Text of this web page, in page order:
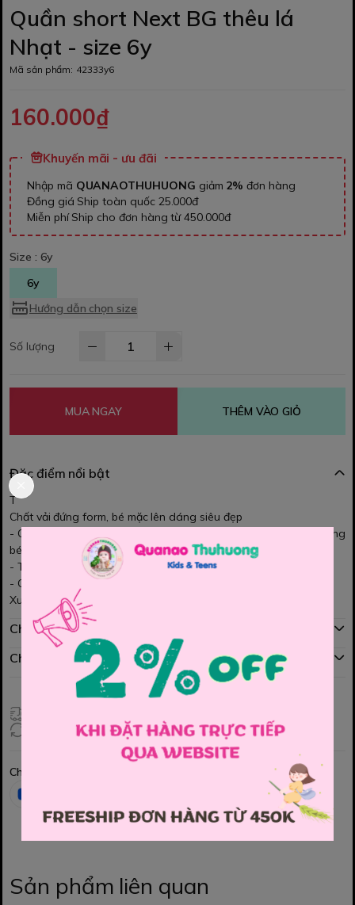
Quần short Next BG thêu lá
Nhạt - size 6y
Mã sản phẩm: 42333y6
160.000₫
Khuyến mãi - ưu đãi
Nhập mã QUANAOTHUHUONG giảm 2% đơn hàng
Đồng giá Ship toàn quốc 25.000đ
Miễn phí Ship cho đơn hàng từ 450.000đ
Size : 6y
6y
Hướng dẫn chọn size
Số lượng
MUA NGAY THÊM VÀO GIỎ
Đặc điểm nổi bật
T
Chất vải đứng form, bé mặc lên dáng siêu đẹp
- Quần có tăng đơ bên trong, dễ dàng điều chỉnh theo vòng bụng
bé ạ
- Thiết kế họa tiết ren ở túi quần tăng phần điệu đà
- Có 3 màu phối với áo thun ,áo kiểu đều đẹp hết nhé các Mom.
Xuất sứ Việt nam
Chính sách mua hàng
Chính sách đổi hàng
Đổi hàng 3 ngày (HCM), 7 ngày (Tỉnh)
Chia sẻ
Sản phẩm liên quan